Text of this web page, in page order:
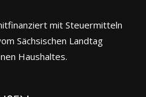
mit Steuermitteln
Sächsischen Landtag
Haushaltes.